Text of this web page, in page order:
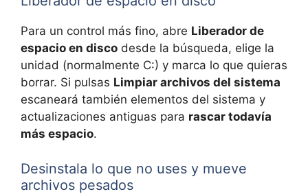
Para un control más fino, abre Liberador de
espacio en disco desde la búsqueda, elige la
unidad (normalmente C:) y marca lo que quieras
borrar. Si pulsas Limpiar archivos del sistema
escaneará también elementos del sistema y
actualizaciones antiguas para rascar todavía
más espacio.
Desinstala lo que no uses y mueve
archivos pesados